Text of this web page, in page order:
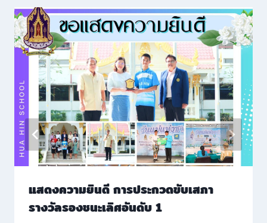
แสดงความยินดี การประกวดขับเสภา
รางวัลรองชนะเลิศอันดับ 1